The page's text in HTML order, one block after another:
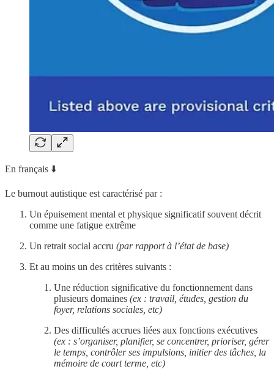
En français ⬇️
Le burnout autistique est caractérisé par :
Un épuisement mental et physique significatif souvent décrit
comme une fatigue extrême
Un retrait social accru (par rapport à l’état de base)
Et au moins un des critères suivants :
Une réduction significative du fonctionnement dans
plusieurs domaines (ex : travail, études, gestion du
foyer, relations sociales, etc)
Des difficultés accrues liées aux fonctions exécutives
(ex : s’organiser, planifier, se concentrer, prioriser, gérer
le temps, contrôler ses impulsions, initier des tâches, la
mémoire de court terme, etc)